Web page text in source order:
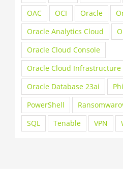
OAC
OCI Oracle
Oracle Analytics Cloud
Oracle Cloud Console
Oracle Cloud Infrastructure
Oracle Database 23ai
PowerShell
SQL
Tenable VPN